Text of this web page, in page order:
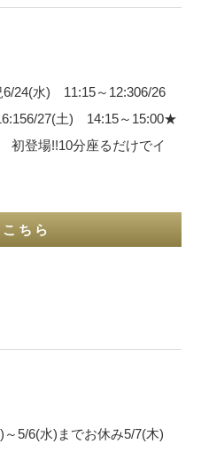
24(水) 11:15～12:306/26
27(土) 14:15～15:00★
初登場!!10分座るだけでイ
ちら
5/6(水)までお休み5/7(木)